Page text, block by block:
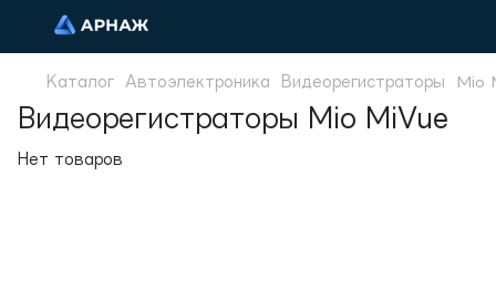
Каталог Автоэлектроника Видеорегистраторы Mio
Видеорегистраторы Mio MiVue
Нет товаров